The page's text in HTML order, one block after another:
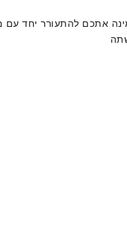
אתכם להתעורר יחד עם